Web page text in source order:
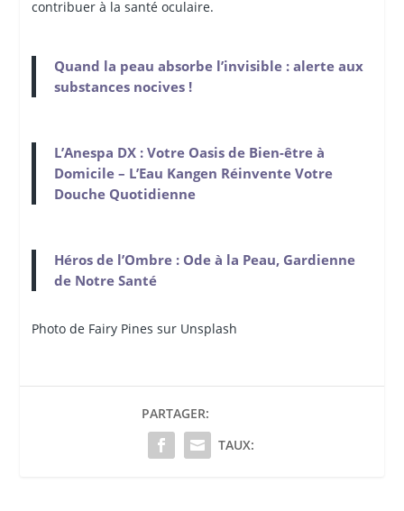
contribuer à la santé oculaire.
Quand la peau absorbe l’invisible : alerte aux
substances nocives !
L’Anespa DX : Votre Oasis de Bien-être à
Domicile – L’Eau Kangen Réinvente Votre
Douche Quotidienne
Héros de l’Ombre : Ode à la Peau, Gardienne
de Notre Santé
Photo de Fairy Pines sur Unsplash
PARTAGER:
TAUX: